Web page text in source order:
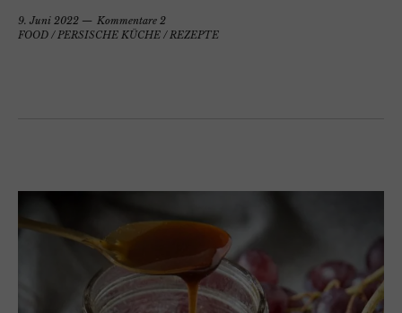
9. Juni 2022
Kommentare 2
FOOD /PERSISCHE KÜCHE /REZEPTE